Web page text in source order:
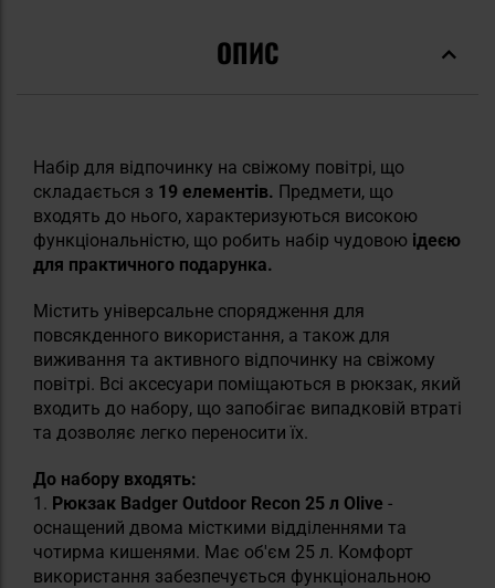
ОПИС
Набір для відпочинку на свіжому повітрі, що
складається з 19 елементів. Предмети, що
входять до нього, характеризуються високою
функціональністю, що робить набір чудовою ідеєю
для практичного подарунка.
Містить універсальне спорядження для
повсякденного використання, а також для
виживання та активного відпочинку на свіжому
повітрі. Всі аксесуари поміщаються в рюкзак, який
входить до набору, що запобігає випадковій втраті
та дозволяє легко переносити їх.
До набору входять:
1. Рюкзак Badger Outdoor Recon 25 л Olive -
оснащений двома місткими відділеннями та
чотирма кишенями. Має об'єм 25 л. Комфорт
використання забезпечується функціональною